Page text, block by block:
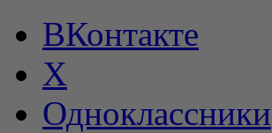
ВКонтакте
X
Одноклассники